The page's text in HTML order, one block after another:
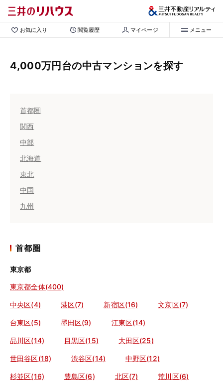
お気に入り 閲覧履歴 マイページ メニュー
4,000万円台の中古マンションを探す
首都圏
関西
中部
北海道
東北
中国
九州
首都圏
東京都
東京都全体(400)
中央区(4) 港区(7) 新宿区(16) 文京区(7)
台東区(5) 墨田区(9) 江東区(14)
品川区(14) 目黒区(15) 大田区(25)
世田谷区(18) 渋谷区(14) 中野区(12)
杉並区(16) 豊島区(6) 北区(7) 荒川区(6)